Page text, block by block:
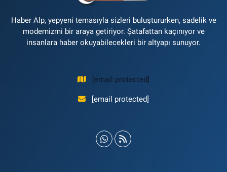
Haber Alp, yepyeni temasıyla sizleri buluştururken, sadelik ve
modernizmi bir araya getiriyor. Şatafattan kaçınıyor ve
insanlara haber okuyabilecekleri bir altyapı sunuyor.
[email protected]
[email protected]